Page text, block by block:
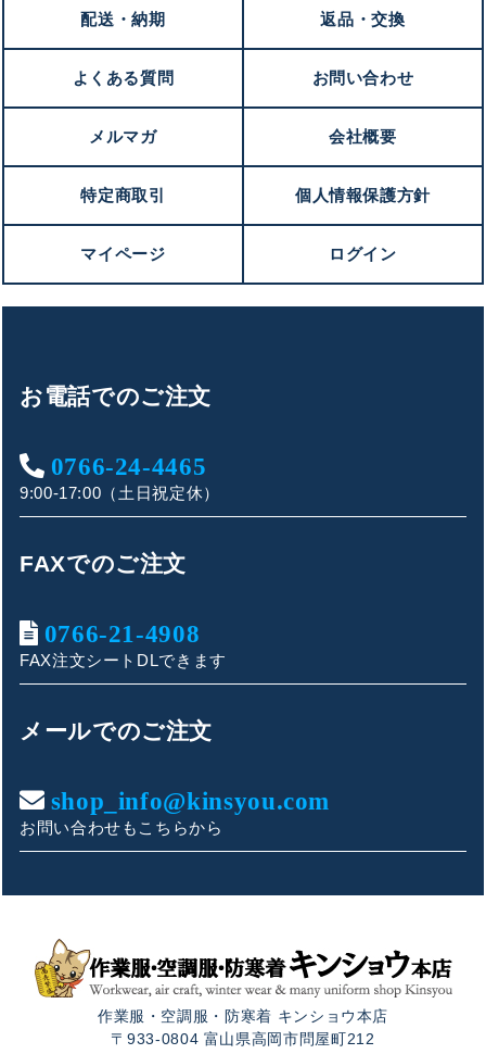
キンショウお問い合わせサポート
こんにちは！
お買い物やお問い合わせ相談のサポートをさせていただい
ご質問内容をお選びください。
🦺 購入前によくあるご質問
🛒 購入後によくあるご質問
配送・納期 返品・交換
よくある質問 お問い合わせ
メルマガ 会社概要
特定商取引 個人情報保護方針
マイページ ログイン
お電話でのご注文
0766-24-4465
9:00-17:00（土日祝定休）
FAXでのご注文
0766-21-4908
FAX注文シートDLできます
メールでのご注文
shop_info@kinsyou.com
お問い合わせもこちらから
作業服・空調服・防寒着 キンショウ本店
〒933-0804 富山県高岡市問屋町212